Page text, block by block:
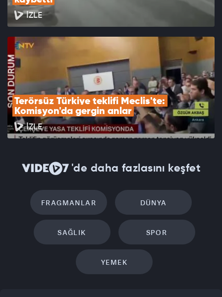
İZLE
Terörsüz Türkiye teklifi Meclis'te:
Komisyon'da gergin anlar
İZLE
'de daha fazlasını keşfet
FRAGMANLAR DÜNYA
SAĞLIK SPOR
YEMEK